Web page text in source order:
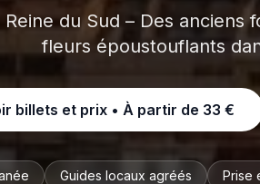
Reine du Sud – Des anciens
fleurs époustouflants
billets et prix • À partir de 33 €
Guides locaux agréés Prise